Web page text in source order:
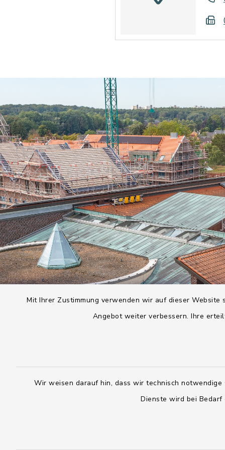
Mit Ihrer Zustimmung verwenden wir auf dieser
Angebot weiter verbessern. Ihre
Wir weisen darauf hin, dass wir technisch
Dienste wird bei